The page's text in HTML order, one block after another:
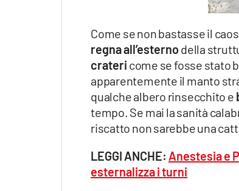
Come se non bastasse il
regna all’esternodella
crateri come se fosse stato
apparentemente il manto
qualche albero rinsecchito e
tempo. Se mai la sanità
riscatto non sarebbe una
LEGGI ANCHE: Anestesia e
esternalizza i turni